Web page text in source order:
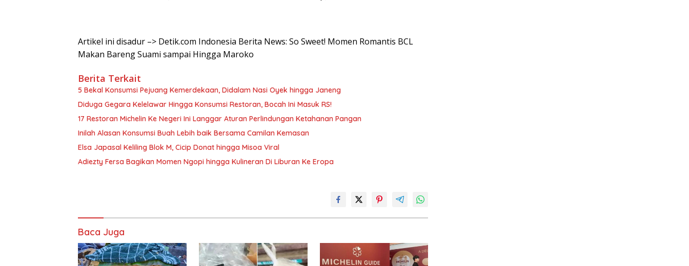
Artikel ini disadur –> Detik.com Indonesia Berita News: So Sweet! Momen Romantis BCL
Makan Bareng Suami sampai Hingga Maroko
Berita Terkait
5 Bekal Konsumsi Pejuang Kemerdekaan, Didalam Nasi Oyek hingga Janeng
Diduga Gegara Kelelawar Hingga Konsumsi Restoran, Bocah Ini Masuk RS!
17 Restoran Michelin Ke Negeri Ini Langgar Aturan Perlindungan Ketahanan Pangan
Inilah Alasan Konsumsi Buah Lebih baik Bersama Camilan Kemasan
Elsa Japasal Keliling Blok M, Cicip Donat hingga Misoa Viral
Adiezty Fersa Bagikan Momen Ngopi hingga Kulineran Di Liburan Ke Eropa
Baca Juga